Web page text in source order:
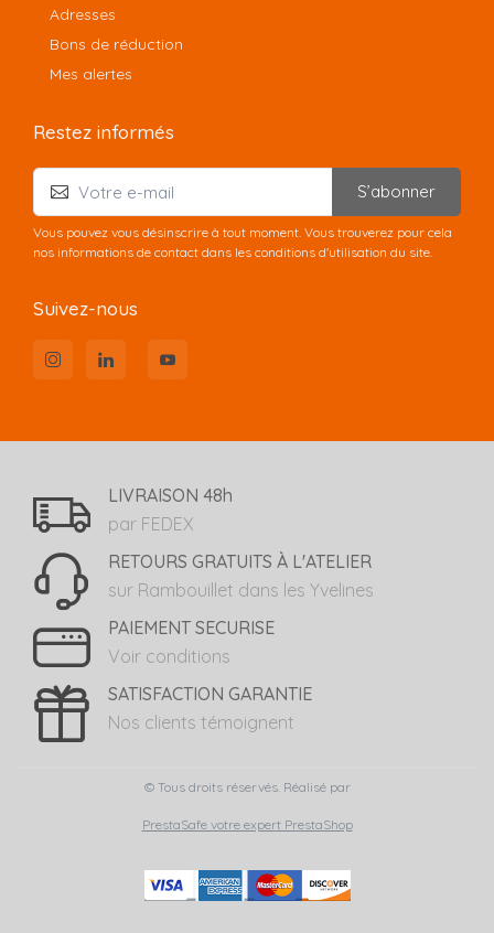
Adresses
Bons de réduction
Mes alertes
Restez informés
S’abonner
Vous pouvez vous désinscrire à tout moment. Vous trouverez pour cela
nos informations de contact dans les conditions d'utilisation du site.
Suivez-nous
LIVRAISON 48h
par FEDEX
RETOURS GRATUITS À L'ATELIER
sur Rambouillet dans les Yvelines
PAIEMENT SECURISE
Voir conditions
SATISFACTION GARANTIE
Nos clients témoignent
© Tous droits réservés. Réalisé par
PrestaSafe votre expert PrestaShop